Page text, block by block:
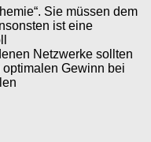
Sie müssen dem
ist eine
Netzwerke sollten
Gewinn bei